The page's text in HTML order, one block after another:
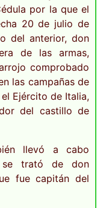
por la que el
20 de julio de
del anterior, don
de las armas,
comprobado
las campañas de
Ejército de Italia,
del castillo de
llevó a cabo
se trató de don
fue capitán del